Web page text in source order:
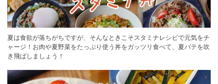
夏は食欲が落ちがちですが、そんなときこそスタミナレシピで元気をチ
ャージ！お肉や夏野菜をたっぷり使う丼をガッツリ食べて、夏バテを吹
き飛ばしましょう！